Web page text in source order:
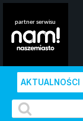
AKTUALNOŚCI